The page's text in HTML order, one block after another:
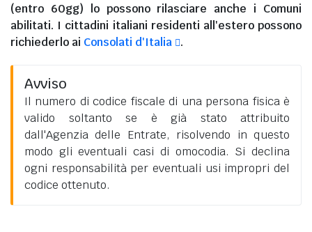
(entro 60gg) lo possono rilasciare anche i Comuni
abilitati. I cittadini italiani residenti all'esteropossono
richiederlo ai Consolati d'Italia .
Avviso
Il numero di codice fiscale di una persona fisica è
valido soltanto se è già stato attribuito
dall'Agenzia delle Entrate, risolvendo in questo
modo gli eventuali casi di omocodia. Si declina
ogni responsabilità per eventuali usi impropri del
codice ottenuto.